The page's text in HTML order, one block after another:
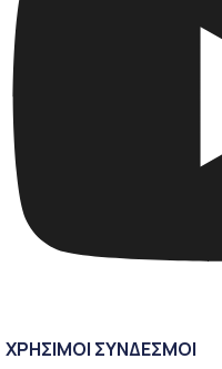
ΧΡΗΣΙΜΟΙ ΣΥΝΔΕΣΜΟΙ